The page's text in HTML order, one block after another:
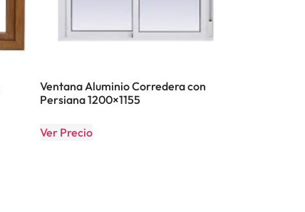
Ventana Aluminio Corredera con
Persiana 1200×1155
Ver Precio